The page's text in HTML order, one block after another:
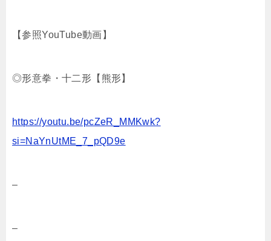
【参照YouTube動画】
◎形意拳・十二形【熊形】
https://youtu.be/pcZeR_MMKwk?
si=NaYnUtME_7_pQD9e
–
–